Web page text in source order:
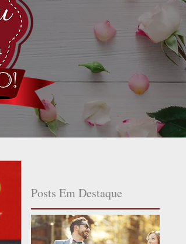
Posts Em Destaque